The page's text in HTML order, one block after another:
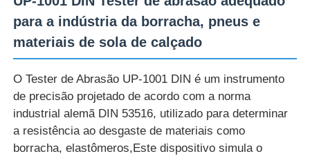
Quem Somos
Fábrica
Controle de Qualidade
para a indústria da borracha, pneus e
materiais de sola de calçado
O Tester de Abrasão UP-1001 DIN é um instrumento
de precisão projetado de acordo com a norma
industrial alemã DIN 53516, utilizado para determinar
a resistência ao desgaste de materiais como
borracha, elastômeros,Este dispositivo simula o